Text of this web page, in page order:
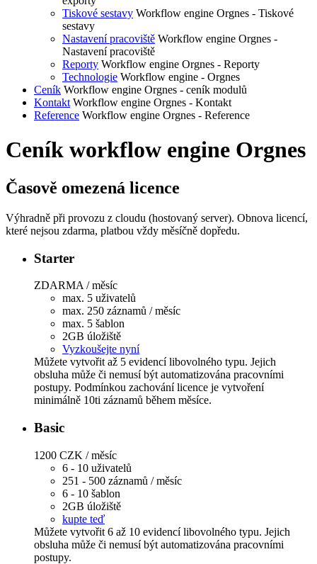
Tiskové sestavy Workflow engine Orgnes - Tiskové
sestavy
Nastavení pracoviště Workflow engine Orgnes -
Nastavení pracoviště
Reporty Workflow engine Orgnes - Reporty
Technologie Workflow engine - Orgnes
Ceník Workflow engine Orgnes - ceník modulů
Kontakt Workflow engine Orgnes - Kontakt
Reference Workflow engine Orgnes - Reference
Ceník workflow engine Orgnes
Časově omezená licence
Výhradně při provozu z cloudu (hostovaný server). Obnova licencí,
které nejsou zdarma, platbou vždy měsíčně dopředu.
Starter
ZDARMA / měsíc
max. 5 uživatelů
max. 250 záznamů / měsíc
max. 5 šablon
2GB úložiště
Vyzkoušejte nyní
Můžete vytvořit až 5 evidencí libovolného typu. Jejich
obsluha může či nemusí být automatizována pracovními
postupy. Podmínkou zachování licence je vytvoření
minimálně 10ti záznamů během měsíce.
Basic
1200 CZK / měsíc
6 - 10 uživatelů
251 - 500 záznamů / měsíc
6 - 10 šablon
2GB úložiště
kupte teď
Můžete vytvořit 6 až 10 evidencí libovolného typu. Jejich
obsluha může či nemusí být automatizována pracovními
postupy.